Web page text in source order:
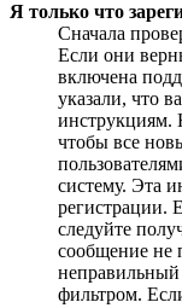
Я только что
Сначала
Если они
включена
указали, что
инструкциям.
чтобы все
систему. Эта
регистрации.
следуйте
сообщение не
неправильный
фильтром.